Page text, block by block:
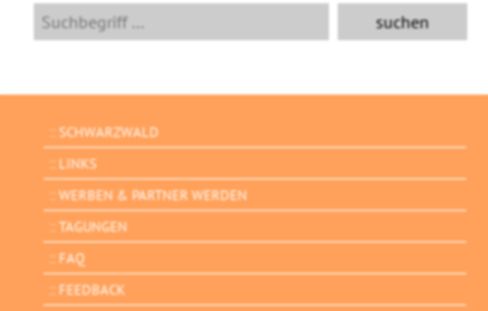
SCHWARZWALD
LINKS
WERBEN & PARTNER WERDEN
TAGUNGEN
FAQ
FEEDBACK